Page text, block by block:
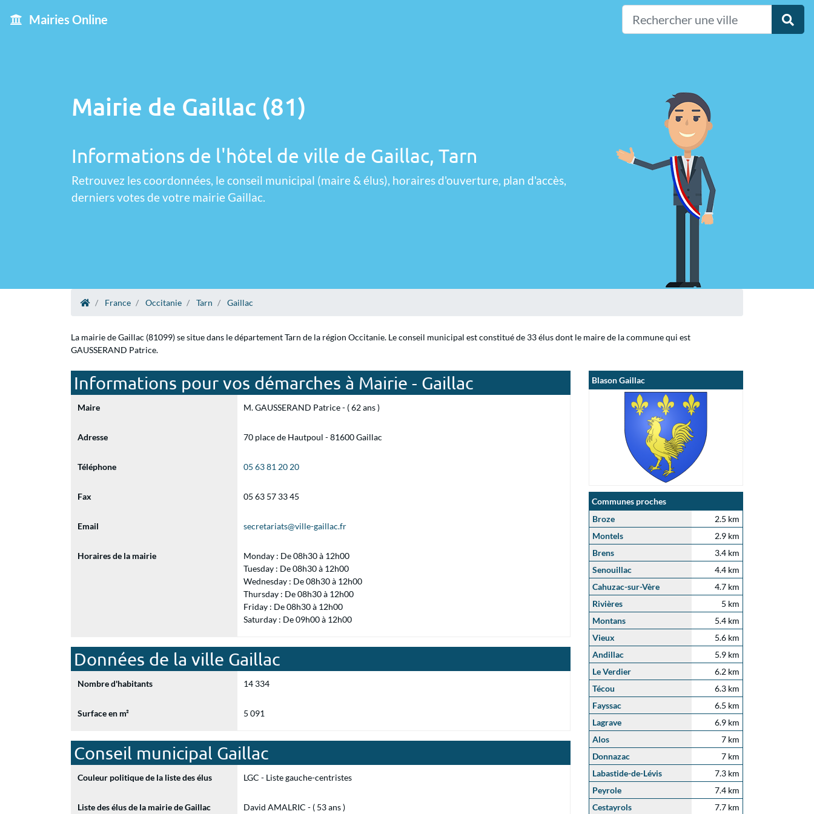
Mairies Online
Mairie de Gaillac (81)
Informations de l'hôtel de ville de Gaillac, Tarn
Retrouvez les coordonnées, le conseil municipal (maire & élus), horaires d'ouverture, plan d'accès,
derniers votes de votre mairie Gaillac.
France Occitanie Tarn Gaillac
La mairie de Gaillac (81099) se situe dans le département Tarn de la région Occitanie. Le conseil municipal est constitué de 33 élus dont le maire de la commune qui est
GAUSSERAND Patrice.
Informations pour vos démarches à Mairie - Gaillac
Maire M. GAUSSERAND Patrice - ( 62 ans )
Adresse 70 place de Hautpoul - 81600 Gaillac
Téléphone 05 63 81 20 20
Fax 05 63 57 33 45
Email secretariats@ville-gaillac.fr
Horaires de la mairie
Monday : De 08h30 à 12h00
Tuesday : De 08h30 à 12h00
Wednesday : De 08h30 à 12h00
Thursday : De 08h30 à 12h00
Friday : De 08h30 à 12h00
Saturday : De 09h00 à 12h00
Données de la ville Gaillac
Nombre d'habitants 14 334
Surface en m² 5 091
Conseil municipal Gaillac
Couleur politique de la liste des élus LGC - Liste gauche-centristes
Liste des élus de la mairie de Gaillac
David AMALRIC - ( 53 ans )
Blason Gaillac
Communes proches
Broze
2.5 km
Montels
2.9 km
Brens
3.4 km
Senouillac
4.4 km
Cahuzac-sur-Vère
4.7 km
Rivières
5 km
Montans
5.4 km
Vieux
5.6 km
Andillac
5.9 km
Le Verdier
6.2 km
Técou
6.3 km
Fayssac
6.5 km
Lagrave
6.9 km
Alos
7 km
Donnazac
7 km
Labastide-de-Lévis
7.3 km
Peyrole
7.4 km
Cestayrols
7.7 km